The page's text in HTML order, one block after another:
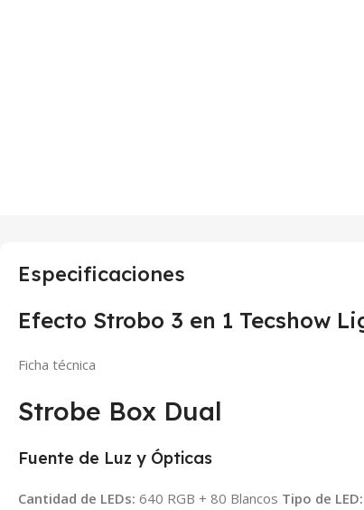
Especificaciones
Efecto Strobo 3 en 1 Tecshow
Ficha técnica
Strobe Box Dual
Fuente de Luz y Ópticas
Cantidad de LEDs: 640 RGB + 80 Blancos Tipo de LED: